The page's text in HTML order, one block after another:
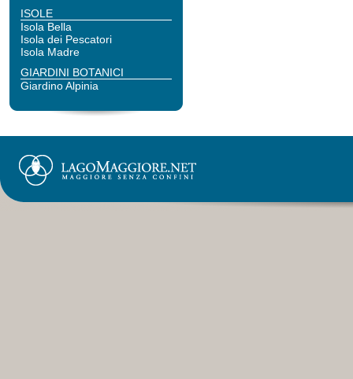
ISOLE
Isola Bella
Isola dei Pescatori
Isola Madre
GIARDINI BOTANICI
Giardino Alpinia